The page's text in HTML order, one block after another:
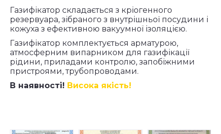
Газифікатор складається з кріогенного
резервуара, зібраного з внутрішньої посудини і
кожуха з ефективною вакуумної ізоляцією.
Газифікатор комплектується арматурою,
атмосферним випарником для газифікації
рідини, приладами контролю, запобіжними
пристроями, трубопроводами.
В наявності! Висока якість!